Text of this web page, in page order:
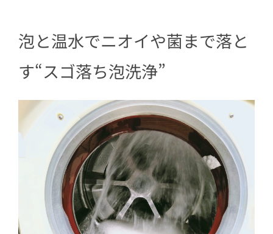
泡と温水でニオイや菌まで落と
す“スゴ落ち泡洗浄”